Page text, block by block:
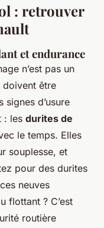
: retrouver
et endurance
n’est pas un
doivent être
signes d’usure
: les durites de
le temps. Elles
souplesse, et
pour des durites
neuves
flottant ? C’est
routière